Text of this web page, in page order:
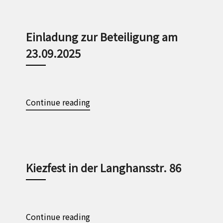
Einladung zur Beteiligung am
23.09.2025
Continue reading
Kiezfest in der Langhansstr. 86
Continue reading